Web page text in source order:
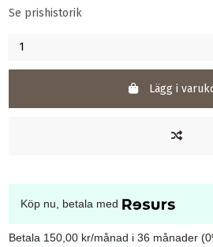
Se prishistorik
Lägg i
Köp nu, betala med
Betala 150,00 kr/månad i 36 månader